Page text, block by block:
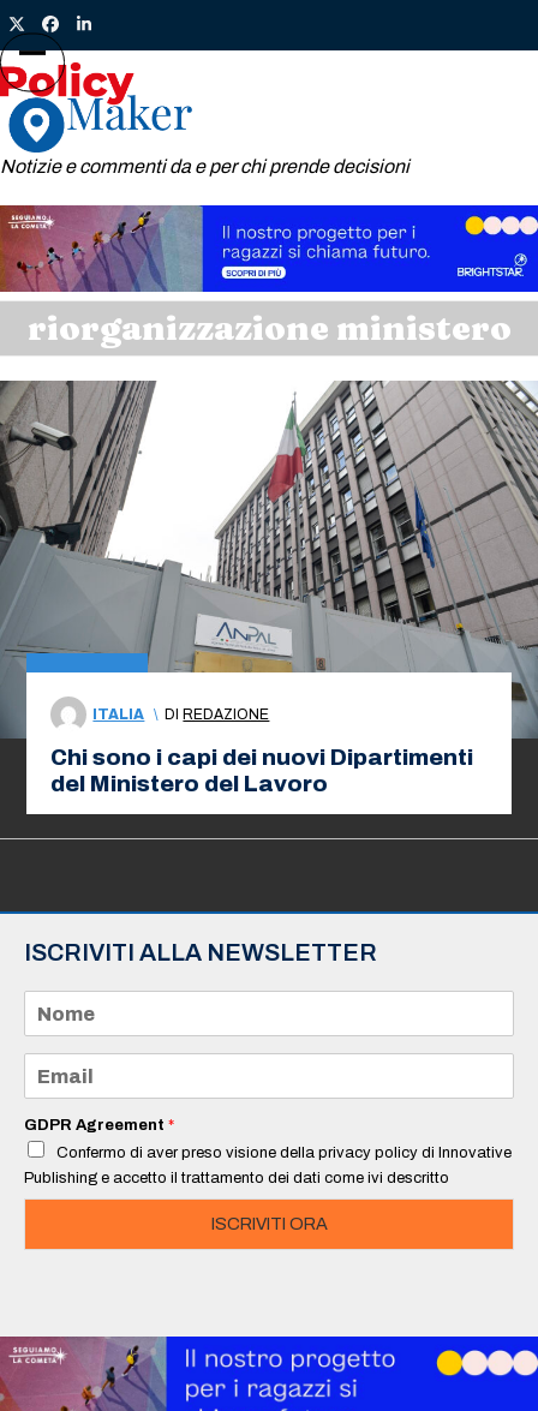
Skip
to
content
TwitterFacebook
LinkedIn
Notizie e commenti da e per chi prende decisioni
Open
mobile
menu
Close
mobile
menu
riorganizzazione ministero
ITALIA \ DI REDAZIONE
Chi sono i capi dei nuovi Dipartimenti
del Ministero del Lavoro
ISCRIVITI ALLA NEWSLETTER
m
e
a
i
*
GDPR Agreement *
Confermo di aver preso visione della privacy policy di Innovative
Publishing e accetto il trattamento dei dati come ivi descritto
ISCRIVITI ORA